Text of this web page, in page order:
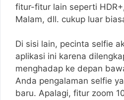
fitur-fitur lain seperti
Malam, dll. cukup luar
Di sisi lain, pecinta selfie
aplikasi ini karena
menghadap ke depan
Anda pengalaman selfie
baru. Apalagi, fitur zoom